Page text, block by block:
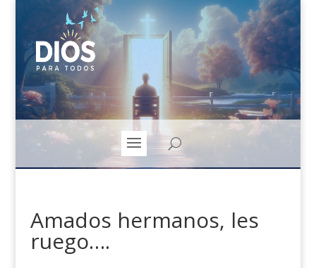
Amados hermanos, les
ruego….